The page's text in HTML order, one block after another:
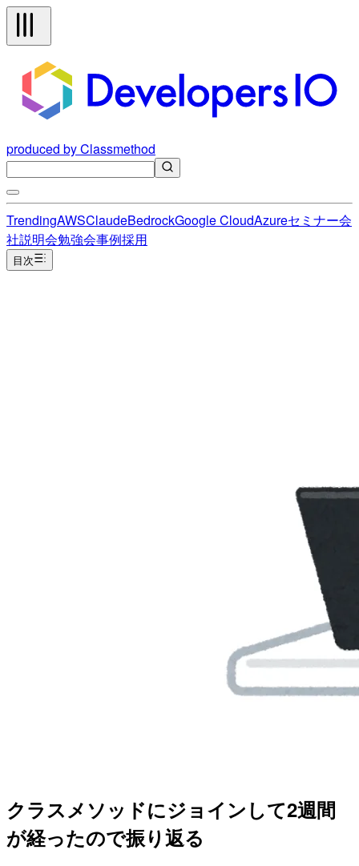
produced by Classmethod
TrendingAWSClaudeBedrockGoogle CloudAzureセミナー会
社説明会勉強会事例採用
目次
クラスメソッドにジョインして2週間
が経ったので振り返る